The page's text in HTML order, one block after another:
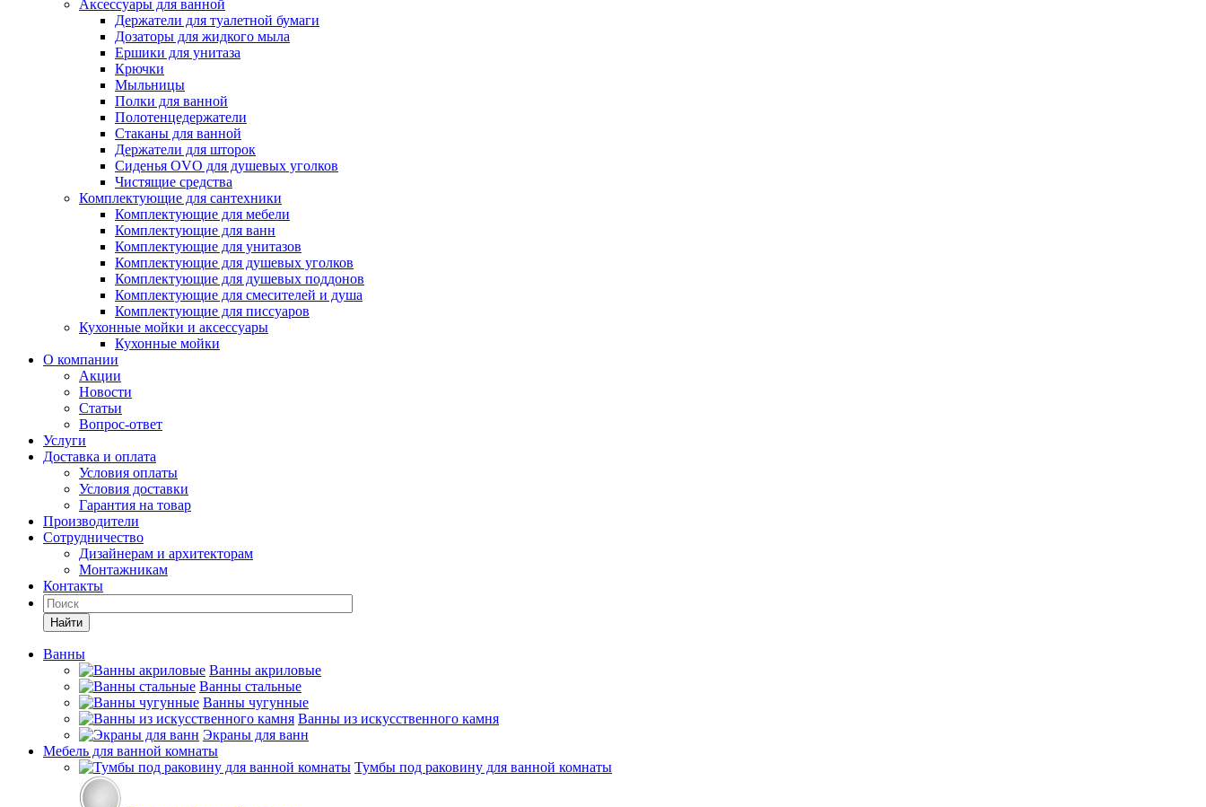
Аксессуары для ванной
Держатели для туалетной бумаги
Дозаторы для жидкого мыла
Ершики для унитаза
Крючки
Мыльницы
Полки для ванной
Полотенцедержатели
Стаканы для ванной
Держатели для шторок
Сиденья OVO для душевых уголков
Чистящие средства
Комплектующие для сантехники
Комплектующие для мебели
Комплектующие для ванн
Комплектующие для унитазов
Комплектующие для душевых уголков
Комплектующие для душевых поддонов
Комплектующие для смесителей и душа
Комплектующие для писсуаров
Кухонные мойки и аксессуары
Кухонные мойки
О компании
Акции
Новости
Статьи
Вопрос-ответ
Услуги
Доставка и оплата
Условия оплаты
Условия доставки
Гарантия на товар
Производители
Сотрудничество
Дизайнерам и архитекторам
Монтажникам
Контакты
Найти
Ванны
Ванны акриловые
Ванны стальные
Ванны чугунные
Ванны из искусственного камня
Экраны для ванн
Мебель для ванной комнаты
Тумбы под раковину для ванной комнаты